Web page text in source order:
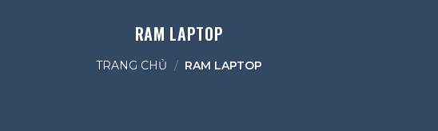
RAM LAPTOP
TRANG CHỦ / RAM LAPTOP